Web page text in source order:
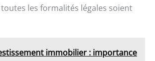
toutes les formalités légales soient
immobilier : importance